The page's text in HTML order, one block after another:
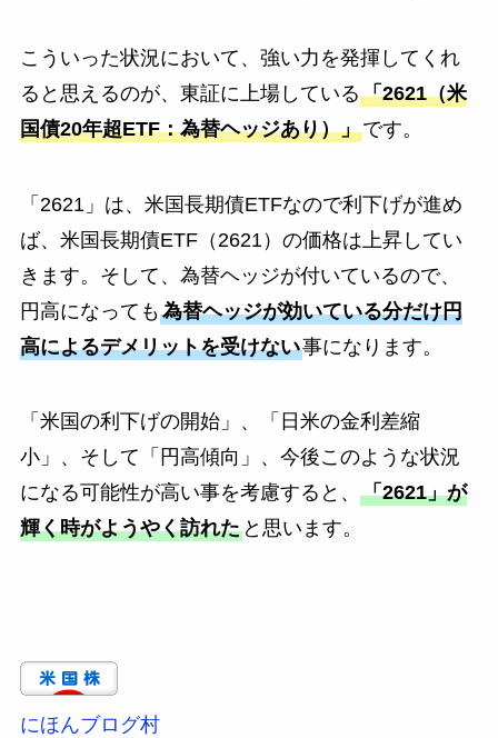
こういった状況において、強い力を発揮してくれ
ると思えるのが、東証に上場している「2621（米
国債20年超ETF：為替ヘッジあり）」です。
「2621」は、米国長期債ETFなので利下げが進め
ば、米国長期債ETF（2621）の価格は上昇してい
きます。そして、為替ヘッジが付いているので、
円高になっても為替ヘッジが効いている分だけ円
高によるデメリットを受けない事になります。
「米国の利下げの開始」、「日米の金利差縮
小」、そして「円高傾向」、今後このような状況
になる可能性が高い事を考慮すると、 「2621」が
輝く時がようやく訪れたと思います。
にほんブログ村